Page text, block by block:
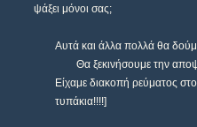
ψάξει μόνοι σας;
Αυτά και άλλα πολλά θα
Θα ξεκινήσουμε την
Είχαμε διακοπή ρεύματος
τυπάκια!!!!]